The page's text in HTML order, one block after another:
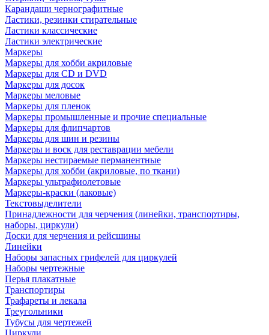
Карандаши чернографитные
Ластики, резинки стирательные
Ластики классические
Ластики электрические
Маркеры
Маркеры для хобби акриловые
Маркеры для CD и DVD
Маркеры для досок
Маркеры меловые
Маркеры для пленок
Маркеры промышленные и прочие специальные
Маркеры для флипчартов
Маркеры для шин и резины
Маркеры и воск для реставрации мебели
Маркеры нестираемые перманентные
Маркеры для хобби (акриловые, по ткани)
Маркеры ультрафиолетовые
Маркеры-краски (лаковые)
Текстовыделители
Принадлежности для черчения (линейки, транспортиры,
наборы, циркули)
Доски для черчения и рейсшины
Линейки
Наборы запасных грифелей для циркулей
Наборы чертежные
Перья плакатные
Транспортиры
Трафареты и лекала
Треугольники
Тубусы для чертежей
Циркули